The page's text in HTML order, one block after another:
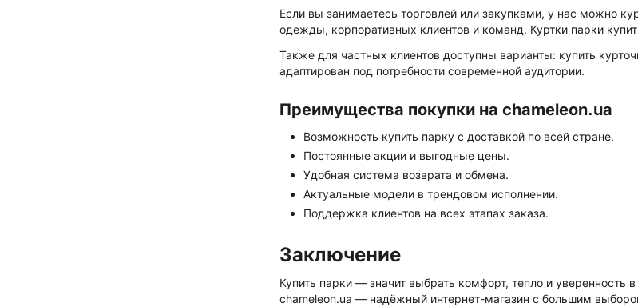
Если вы занимаетесь торговлей или закупками, у нас можно
одежды, корпоративных клиентов и команд. Куртки парки
Также для частных клиентов доступны варианты: купить
адаптирован под потребности современной аудитории.
Преимущества покупки на chameleon.ua
Возможность купить парку с доставкой по всей стране.
Постоянные акции и выгодные цены.
Удобная система возврата и обмена.
Актуальные модели в трендовом исполнении.
Поддержка клиентов на всех этапах заказа.
Заключение
Купить парки — значит выбрать комфорт, тепло и
chameleon.ua — надёжный интернет-магазин с большим